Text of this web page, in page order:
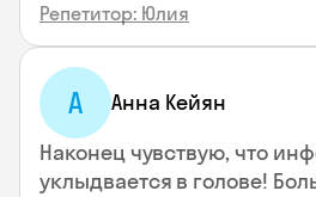
Репетитор: Юлия
А Анна Кейян
Наконец чувствую, что
уклыдвается в голове!